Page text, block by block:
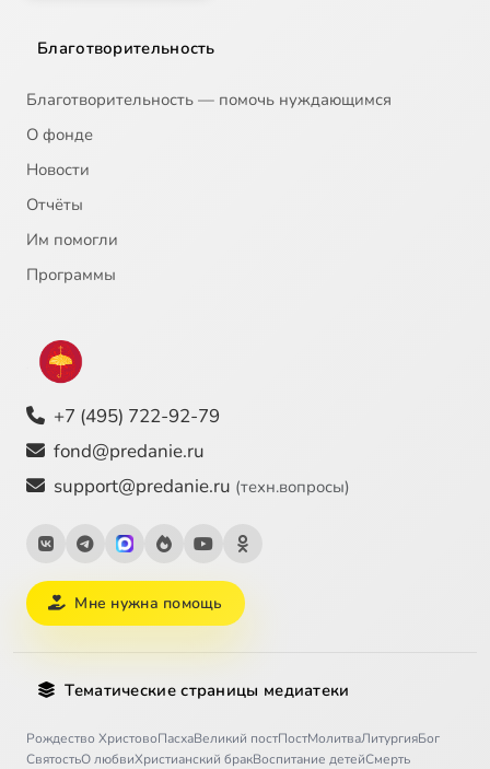
Благотворительность
Благотворительность — помочь нуждающимся
О фонде
Новости
Отчёты
Им помогли
Программы
+7 (495) 722-92-79
fond@predanie.ru
support@predanie.ru (техн.вопросы)
Мне нужна помощь
Тематические страницы медиатеки
Рождество ХристовоПасхаВеликий постПостМолитваЛитургияБог
СвятостьО любвиХристианский бракВоспитание детейСмерть